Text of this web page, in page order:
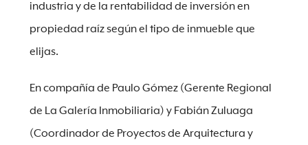
industria y de la rentabilidad de inversión en
propiedad raíz según el tipo de inmueble que
elijas.
En compañía de Paulo Gómez (Gerente Regional
de La Galería Inmobiliaria) y Fabián Zuluaga
(Coordinador de Proyectos de Arquitectura y